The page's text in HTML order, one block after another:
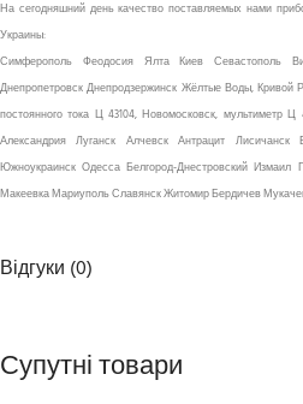
На сегодняшний день качество поставляемых нами
Украины:
Симферополь Феодосия Ялта Киев Севастополь
Днепропетровск Днепродзержинск Жёлтые Воды, Кривой
постоянного тока Ц 43104, Новомосковск, мультиметр
Александрия Луганск Алчевск Антрацит
Южноукраинск Одесса Белгород-Днестровский Измаил
Макеевка Мариуполь Славянск Житомир Бердичев
Відгуки (0)
Супутні товари